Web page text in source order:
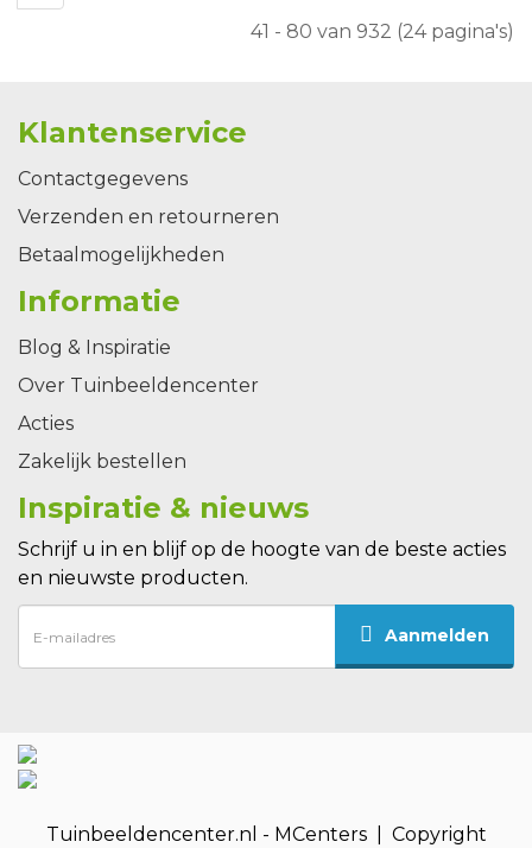
41 - 80 van 932 (24 pagina's)
Klantenservice
Contactgegevens
Verzenden en retourneren
Betaalmogelijkheden
Informatie
Blog & Inspiratie
Over Tuinbeeldencenter
Acties
Zakelijk bestellen
Inspiratie & nieuws
Schrijf u in en blijf op de hoogte van de beste acties
en nieuwste producten.
Aanmelden
Tuinbeeldencenter.nl - MCenters | Copyright